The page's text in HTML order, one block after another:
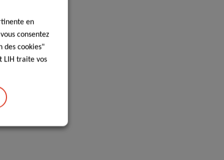
en
consentez
des cookies"
LIH traite vos